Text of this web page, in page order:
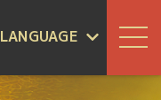
LANGUAGE